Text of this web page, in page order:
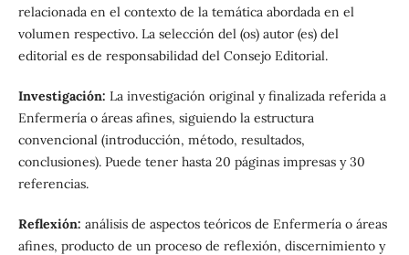
relacionada en el contexto de la temática abordada en el
volumen respectivo. La selección del (os) autor (es) del
editorial es de responsabilidad del Consejo Editorial.
Investigación: La investigación original y finalizada referida a
Enfermería o áreas afines, siguiendo la estructura
convencional (introducción, método, resultados,
conclusiones). Puede tener hasta 20 páginas impresas y 30
referencias.
Reflexión: análisis de aspectos teóricos de Enfermería o áreas
afines, producto de un proceso de reflexión, discernimiento y